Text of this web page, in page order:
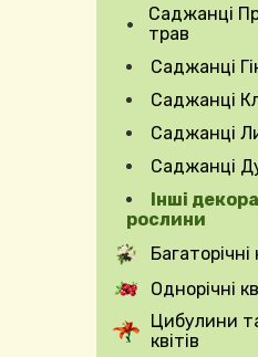
Саджанці
трав
Expand
Саджанці
Саджанці
Саджанці
Саджанці
Інші
рослини
Багаторічні
Expand
Однорічні
Expand
Цибулини
квітів
Expand